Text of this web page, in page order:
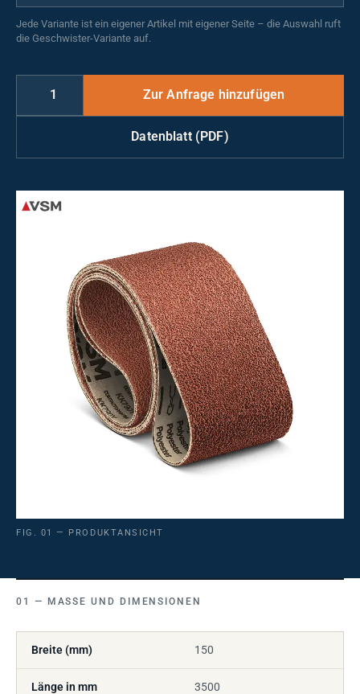
Jede Variante ist ein eigener Artikel mit eigener Seite – die Auswahl ruft
die Geschwister-Variante auf.
Datenblatt (PDF)
FIG. 01 — PRODUKTANSICHT
MASSE UND DIMENSIONEN
Breite (mm) 150
Länge in mm 3500